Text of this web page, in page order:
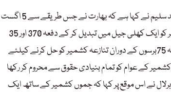
بھارت کے غیرقانونی زیرقبضہ جموں و کشمیر میں یونائٹڈ پیس الائنس کے چیئرمین میر شاہد سلیم نے کہا ہے کہ بھارت نے جس طریقے سے 5 اگست
2019ء کو پورے جموں کشمیر کو ایک کھلی جیل میں تبدیل کر کے دفعہ 370 اور 35-A کو ہٹایا وہ ایک انتہائی غیر قانونی اور غیر آئینی اقدام تھا۔میر
شاہد سلیم نے جموں پریس کلب میں ایک سمینار سے خطاب کرتے ہوئے کہ بھارت نے گزشتہ 75برسوں کے دوران تنازعہ کشمیر کو حل کرنے کیلئے
کے عوام کو تمام بنیادی حقوق سے محروم کر رکھا
نے اس موقع پر کہا کہ جموں کشمیر کے ساتھ ایک